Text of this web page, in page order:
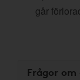
går
Frågor